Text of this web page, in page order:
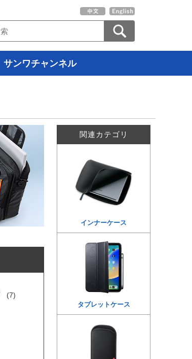
サンワチャンネル
(7)
関連カテゴリ
インナーケース
タブレットケース